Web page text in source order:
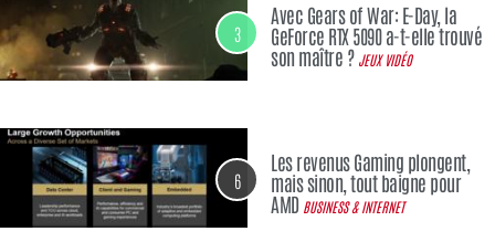
3
Avec Gears of War: E-Day, la
GeForce RTX 5090 a-t-elle trouvé
son maître ? JEUX VIDÉO
6
Les revenus Gaming plongent,
mais sinon, tout baigne pour
AMD BUSINESS & INTERNET